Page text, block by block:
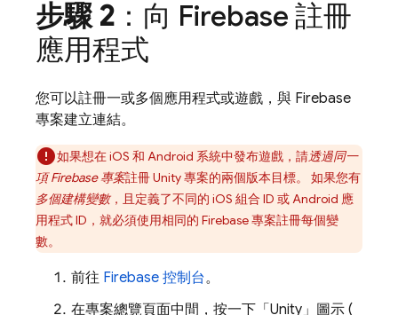
步驟 2 ：向 Firebase 註冊
應用程式
您可以註冊一或多個應用程式或遊戲，與 Firebase
專案建立連結。
如果想在 iOS 和 Android 系統中發布遊戲，請透過同一
項 Firebase 專案註冊 Unity 專案的兩個版本目標。 如果您有
多個建構變數，且定義了不同的 iOS 組合 ID 或 Android 應
用程式 ID，就必須使用相同的 Firebase 專案註冊每個變
數。
前往 Firebase 控制台。
在專案總覽頁面中間，按一下「Unity」 圖示 (